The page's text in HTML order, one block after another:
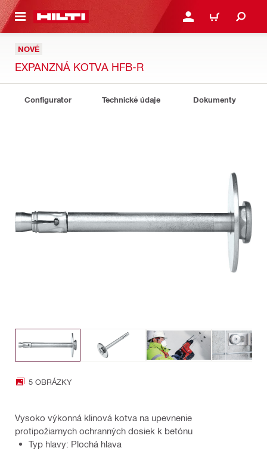
HLAVNÝ OBSAH PRIHLÁSIŤ ALEBO
KOŠÍK
NOVÉ
EXPANZNÁ KOTVA HFB-R
Configurator Technické údaje Dokumenty
5 OBRÁZKY
Vysoko výkonná klinová kotva na upevnenie
protipožiarnych ochranných dosiek k betónu
Typ hlavy: Plochá hlava